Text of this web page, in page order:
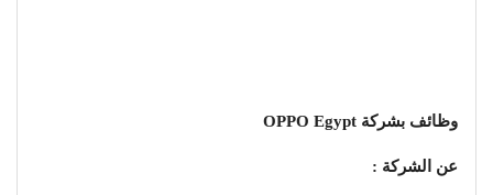
وظائف بشركة OPPO Egypt
عن الشركة :